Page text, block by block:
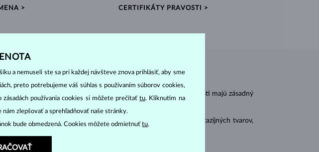
> CERTIFIKÁTY PRAVOSTI >
ŠPERKY
cut), čistota clarity farba color ) a hmotnosť carat ). Tieto vlastnosti majú zásadný
guľatý, tzv. briliant . Diamanty sa brúsia aj do mnohých tzv. fantazijných tvarov,
rohmi, populárny najmä u
diamantu:
a nemuseli ste sa pri každej návšteve znova prihlásiť, aby sme
preto potrebujeme váš súhlas s používaním súborov cookies,
zásadách používania cookies si môžete prečítaťtu. Kliknutím na
nám zlepšovať a sprehľadňovať naše stránky.
bude obmedzená. Cookies môžete odmietnuťtu.